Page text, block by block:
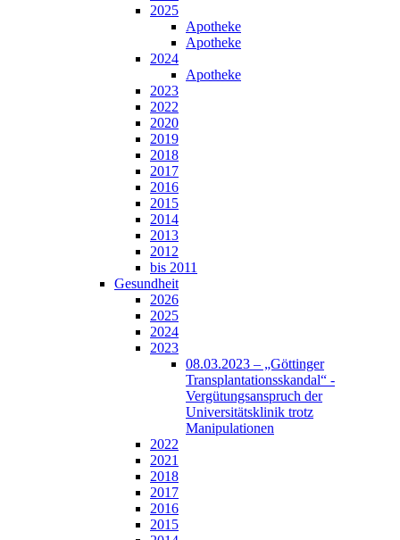
2025
Apotheke
Apotheke
2024
Apotheke
2023
2022
2020
2019
2018
2017
2016
2015
2014
2013
2012
bis 2011
Gesundheit
2026
2025
2024
2023
08.03.2023 – „Göttinger
Transplantationsskandal“ -
Vergütungsanspruch der
Universitätsklinik trotz
Manipulationen
2022
2021
2018
2017
2016
2015